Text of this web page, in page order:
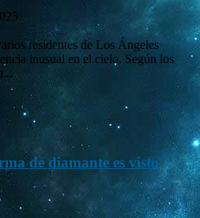
residentes de Los Ángeles
inusual en el cielo. Según los
de diamante es visto